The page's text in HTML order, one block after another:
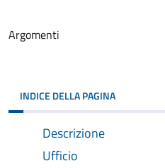
Argomenti
INDICE DELLA PAGINA
Descrizione
Ufficio